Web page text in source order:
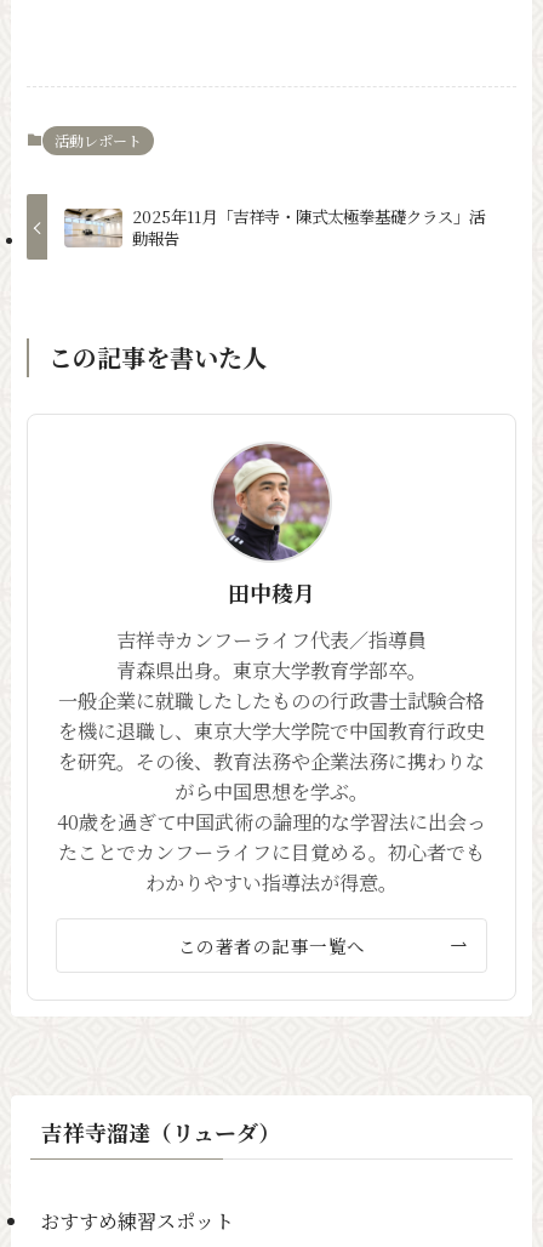
活動レポート
2025年11月「吉祥寺・陳式太極拳基礎クラス」活
動報告
この記事を書いた人
田中稜月
吉祥寺カンフーライフ代表／指導員
青森県出身。東京大学教育学部卒。
一般企業に就職したしたものの行政書士試験合格
を機に退職し、東京大学大学院で中国教育行政史
を研究。その後、教育法務や企業法務に携わりな
がら中国思想を学ぶ。
40歳を過ぎて中国武術の論理的な学習法に出会っ
たことでカンフーライフに目覚める。初心者でも
わかりやすい指導法が得意。
この著者の記事一覧へ
吉祥寺溜達（リューダ）
おすすめ練習スポット